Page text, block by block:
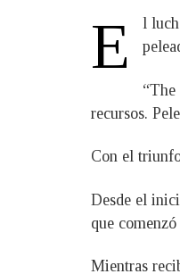
E
l
recursos.
Con el
Desde el
que
Mientras